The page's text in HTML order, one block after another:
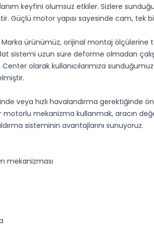
keyfini olumsuz etkiler. Sizlere
Güçlü motor yapısı sayesinde cam, tek
Marka ürünümüz, orijinal montaj
sistemi uzun süre deforme olmadan
Center olarak kullanıcılarımıza
hızlı havalandırma gerektiğinde
motorlu mekanizma kullanmak, aracın
sisteminin avantajlarını sunuyoruz.
mekanizması